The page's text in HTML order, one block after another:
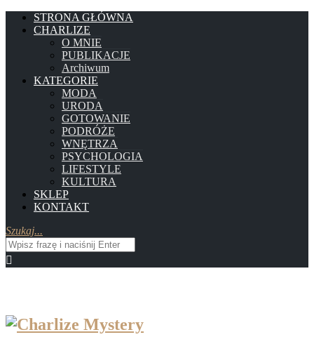
STRONA GŁÓWNA
CHARLIZE
O MNIE
PUBLIKACJE
Archiwum
KATEGORIE
MODA
URODA
GOTOWANIE
PODRÓŻE
WNĘTRZA
PSYCHOLOGIA
LIFESTYLE
KULTURA
SKLEP
KONTAKT
Szukaj...